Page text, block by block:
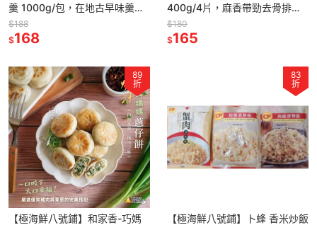
羹 1000g/包，在地古早味羹
湯，真材實料鴨肉塊，加熱即食
超下飯
$188
$168
400g/4片，麻香帶勁去骨排，
川味重口味控最愛，冷凍即食方
便料理
$180
$165
89
折
【極海鮮八號鋪】和家香-巧媽
83
折
【極海鮮八號鋪】卜蜂 香米炒飯